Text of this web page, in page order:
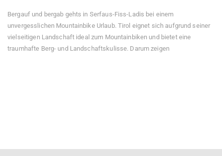
Bergauf und bergab gehts in Serfaus-Fiss-Ladis bei einem
unvergesslichen Mountainbike Urlaub. Tirol eignet sich aufgrund seiner
vielseitigen Landschaft ideal zum Mountainbiken und bietet eine
traumhafte Berg- und Landschaftskulisse. Darum zeigen